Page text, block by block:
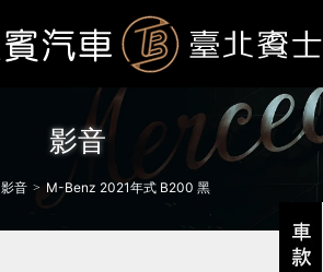
影音
影音 M-Benz 2021年式 B200 黑